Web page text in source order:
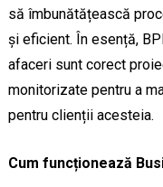
să îmbunătățească
și eficient. În esență,
afaceri sunt corect
monitorizate pentru a
pentru clienții acesteia.
Cum funcționează